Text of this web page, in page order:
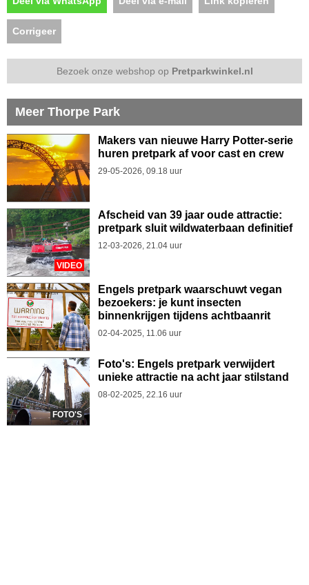
Corrigeer
Bezoek onze webshop op Pretparkwinkel.nl
Meer Thorpe Park
Makers van nieuwe Harry Potter-serie
huren pretpark af voor cast en crew
29-05-2026, 09.18 uur
VIDEO
Afscheid van 39 jaar oude attractie:
pretpark sluit wildwaterbaan definitief
12-03-2026, 21.04 uur
Engels pretpark waarschuwt vegan
bezoekers: je kunt insecten
binnenkrijgen tijdens achtbaanrit
02-04-2025, 11.06 uur
FOTO'S
Foto's: Engels pretpark verwijdert
unieke attractie na acht jaar stilstand
08-02-2025, 22.16 uur